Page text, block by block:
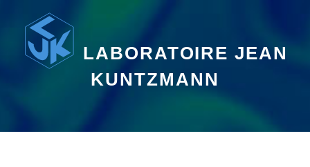
LABORATOIRE JEAN
KUNTZMANN